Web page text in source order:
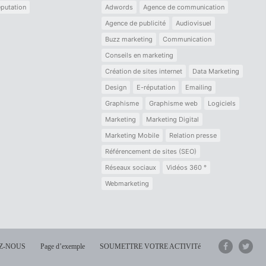
Adwords
Agence de communication
Agence de publicité
Audiovisuel
Buzz marketing
Communication
Conseils en marketing
Création de sites internet
Data Marketing
Design
E-réputation
Emailing
Graphisme
Graphisme web
Logiciels
Marketing
Marketing Digital
Marketing Mobile
Relation presse
Référencement de sites (SEO)
Réseaux sociaux
Vidéos 360 °
Webmarketing
NOUS Page d’exemple SOUMETTRE VOTRE ACTIVITé